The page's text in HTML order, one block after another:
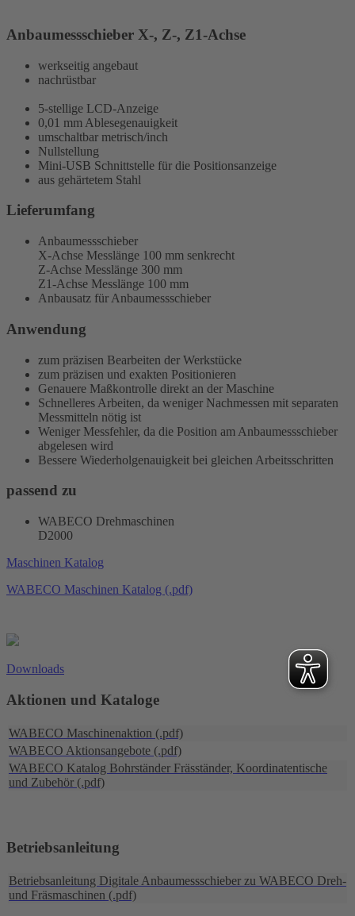
Anbaumessschieber X-, Z-, Z1-Achse
werkseitig angebaut
nachrüstbar
5-stellige LCD-Anzeige
0,01 mm Ablesegenauigkeit
umschaltbar metrisch/inch
Nullstellung
Mini-USB Schnittstelle für die Positionsanzeige
aus gehärtetem Stahl
Lieferumfang
Anbaumessschieber
X-Achse Messlänge 100 mm senkrecht
Z-Achse Messlänge 300 mm
Z1-Achse Messlänge 100 mm
Anbausatz für Anbaumessschieber
Anwendung
zum präzisen Bearbeiten der Werkstücke
zum präzisen und exakten Positionieren
Genauere Maßkontrolle direkt an der Maschine
Schnelleres Arbeiten, da weniger Nachmessen mit separaten
Messmitteln nötig ist
Weniger Messfehler, da die Position am Anbaumessschieber
abgelesen wird
Bessere Wiederholgenauigkeit bei gleichen Arbeitsschritten
passend zu
WABECO Drehmaschinen
D2000
Maschinen Katalog
WABECO Maschinen Katalog (.pdf)
Downloads
Aktionen und Kataloge
WABECO Maschinenaktion (.pdf)
WABECO Aktionsangebote (.pdf)
WABECO Katalog Bohrständer Fräsständer, Koordinatentische
und Zubehör (.pdf)
Betriebsanleitung
Betriebsanleitung Digitale Anbaumessschieber zu WABECO Dreh-
und Fräsmaschinen (.pdf)